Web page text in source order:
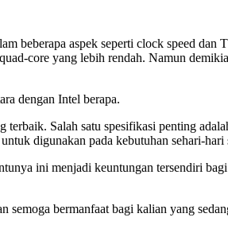
beberapa aspek seperti clock speed dan
core yang lebih rendah. Namun
dengan Intel berapa.
Salah satu spesifikasi penting
digunakan pada kebutuhan sehari-hari
ini menjadi keuntungan tersendiri
bermanfaat bagi kalian yang